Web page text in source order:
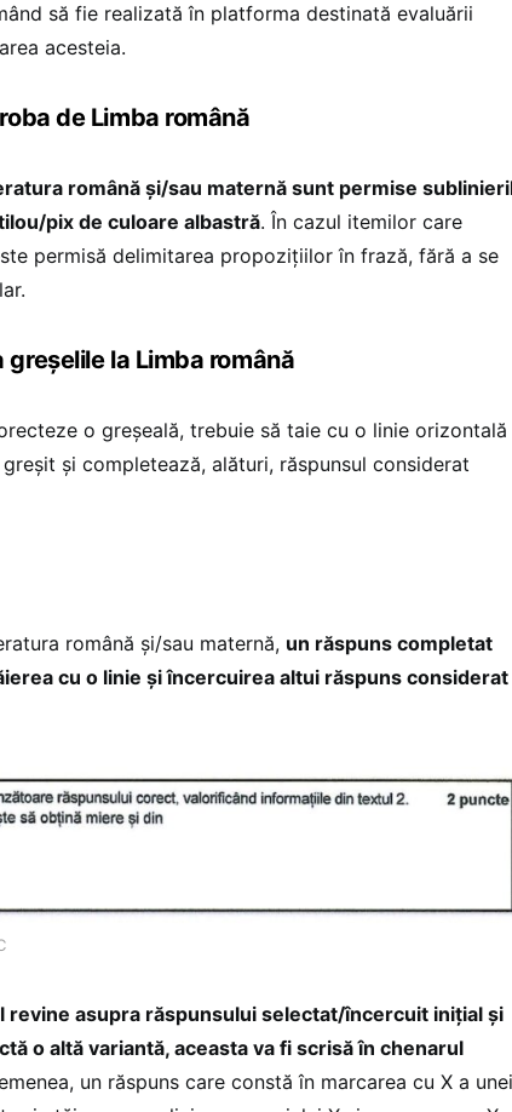
să fie realizată în platforma destinată evaluării
acesteia.
de Limba română
română şi/sau maternă sunt permise
pix de culoare albastră. În cazul itemilor care
permisă delimitarea propozițiilor în frază, fără a se
la Limba română
o greşeală, trebuie să taie cu o linie orizontală
şi completează, alături, răspunsul considerat
română şi/sau maternă, un răspuns completat
cu o linie şi încercuirea altui răspuns considerat
revine asupra răspunsului selectat/încercuit inițial şi
o altă variantă, aceasta va fi scrisă în chenarul
un răspuns care constă în marcarea cu X a unei